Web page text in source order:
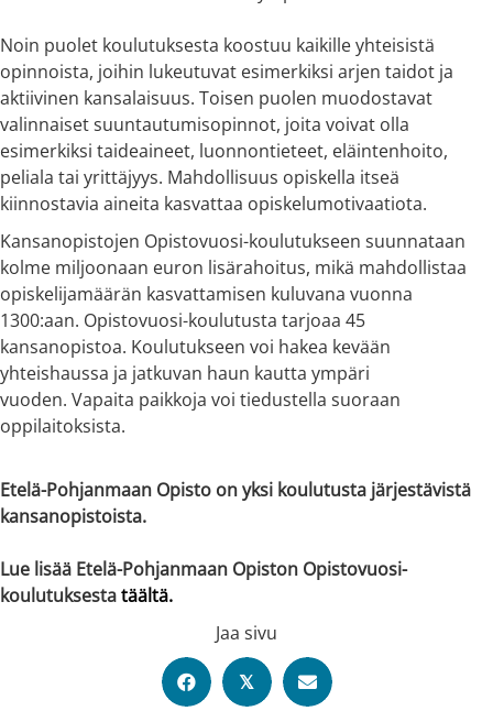
Noin puolet koulutuksesta koostuu kaikille yhteisistä
opinnoista, joihin lukeutuvat esimerkiksi arjen taidot ja
aktiivinen kansalaisuus. Toisen puolen muodostavat
valinnaiset suuntautumisopinnot, joita voivat olla
esimerkiksi taideaineet, luonnontieteet, eläintenhoito,
peliala tai yrittäjyys. Mahdollisuus opiskella itseä
kiinnostavia aineita kasvattaa opiskelumotivaatiota.
Kansanopistojen Opistovuosi-koulutukseen suunnataan
kolme miljoonaan euron lisärahoitus, mikä mahdollistaa
opiskelijamäärän kasvattamisen kuluvana vuonna
1300:aan. Opistovuosi-koulutusta tarjoaa 45
kansanopistoa. Koulutukseen voi hakea kevään
yhteishaussa ja jatkuvan haun kautta ympäri
vuoden. Vapaita paikkoja voi tiedustella suoraan
oppilaitoksista.
Etelä-Pohjanmaan Opisto on yksi koulutusta järjestävistä
kansanopistoista.
Lue lisää Etelä-Pohjanmaan Opiston Opistovuosi-
koulutuksestatäältä.
Jaa sivu
𝕏